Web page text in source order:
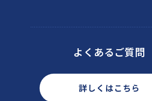
よくあるご質問
詳しくはこちら